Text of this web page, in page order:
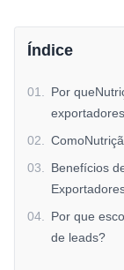
Índice
01
Por
exportadores
02
03
Benefícios
04
Por que
de leads?